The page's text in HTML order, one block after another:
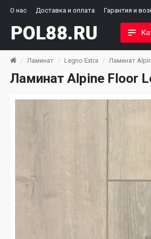
О нас Доставка и оплата Гарантия и
Ламинат Legno Extra Ламинат
Ламинат Alpine Floor